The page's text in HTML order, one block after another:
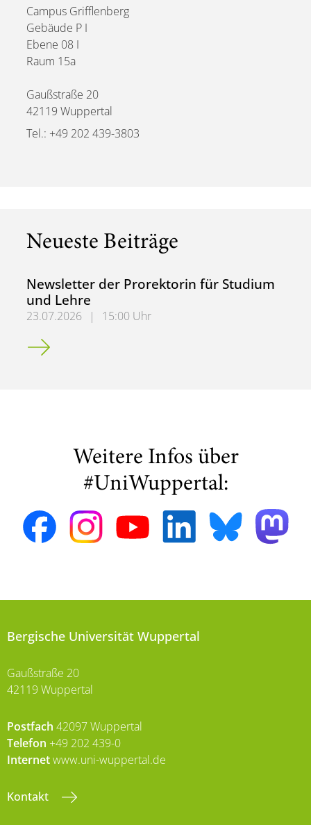
Campus Grifflenberg
Gebäude P I
Ebene 08 I
Raum 15a
Gaußstraße 20
42119 Wuppertal
Tel.: +49 202 439-3803
Neueste Beiträge
Newsletter der Prorektorin für Studium
und Lehre
23.07.2026 |
15:00 Uhr
Newsletter der Prorektorin für Studium und Lehre
Weitere Infos über
#UniWuppertal:
Bergische Universität Wuppertal
Gaußstraße 20
42119 Wuppertal
Postfach 42097 Wuppertal
Telefon +49 202 439-0
Internetwww.uni-wuppertal.de
Kontakt